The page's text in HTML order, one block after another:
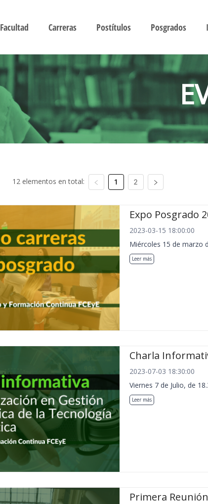
Facultad Carreras Postítulos Posgrados
12 elementos en total: 1 2
Expo Posgrado
2023-03-15 18:00:00
Miércoles 15 de marzo
Leer más
Charla
2023-07-03 18:30:00
Viernes 7 de Julio, de
Leer más
Primera